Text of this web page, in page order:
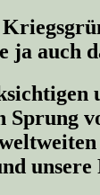
ja auch